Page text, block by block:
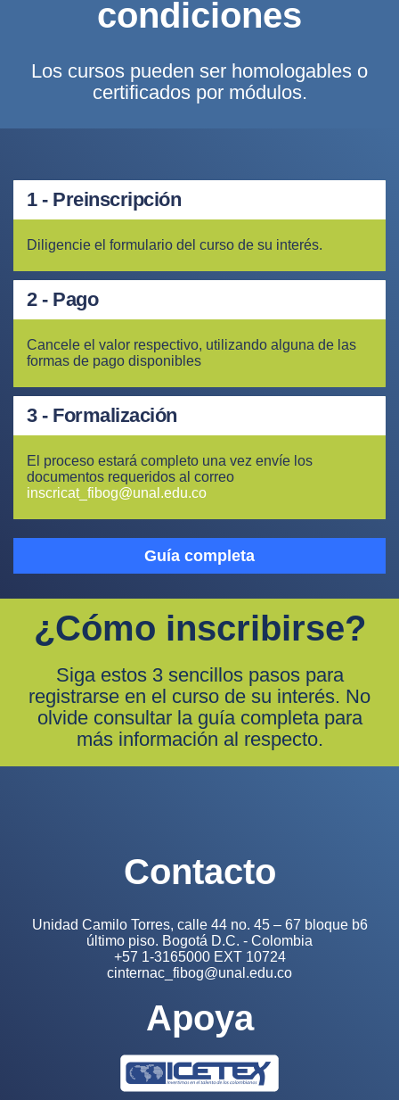
condiciones
Los cursos pueden ser homologables o
certificados por módulos.
1 - Preinscripción
Diligencie el formulario del curso de su interés.
2 - Pago
Cancele el valor respectivo, utilizando alguna de las
formas de pago disponibles
3 - Formalización
El proceso estará completo una vez envíe los
documentos requeridos al correo
inscricat_fibog@unal.edu.co
Guía completa
¿Cómo inscribirse?
Siga estos 3 sencillos pasos para
registrarse en el curso de su interés. No
olvide consultar la guía completa para
más información al respecto.
Contacto
Unidad Camilo Torres, calle 44 no. 45 – 67 bloque b6
último piso. Bogotá D.C. - Colombia
+57 1-3165000 EXT 10724
cinternac_fibog@unal.edu.co
Apoya